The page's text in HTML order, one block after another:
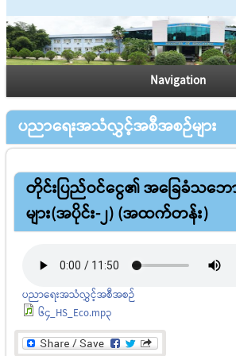
Navigation
ပညာရေးအသံလွှင့်အစီအစဉ်များ
တိုင်းပြည်ဝင်ငွေ၏ အခြေခံသဘေ
များ(အပိုင်း-၂) (အထက်တန်း)
ပညာရေးအသံလွှင့်အစီအစဉ်
64_HS_Eco.mp3